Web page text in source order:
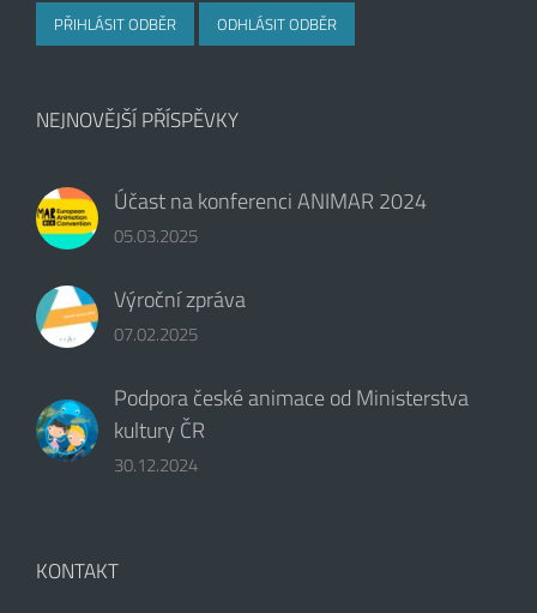
NEJNOVĚJŠÍ PŘÍSPĚVKY
Účast na konferenci ANIMAR 2024
05.03.2025
Výroční zpráva
07.02.2025
Podpora české animace od Ministerstva
kultury ČR
30.12.2024
KONTAKT